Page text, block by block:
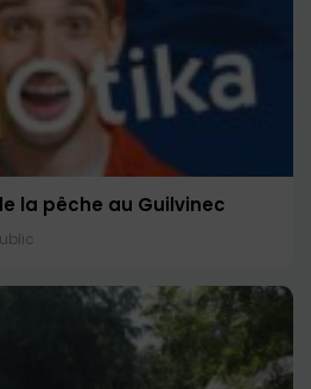
la pêche au Guilvinec